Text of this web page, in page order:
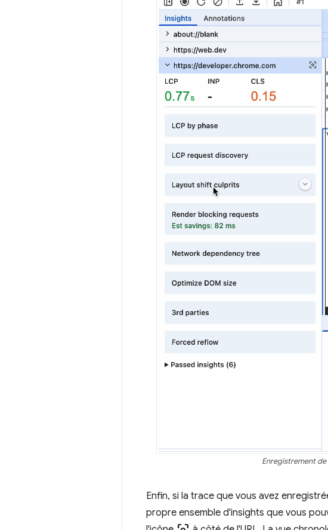
Enregistrement
Enfin, si la trace que vous avez
propre ensemble d'insights que vous